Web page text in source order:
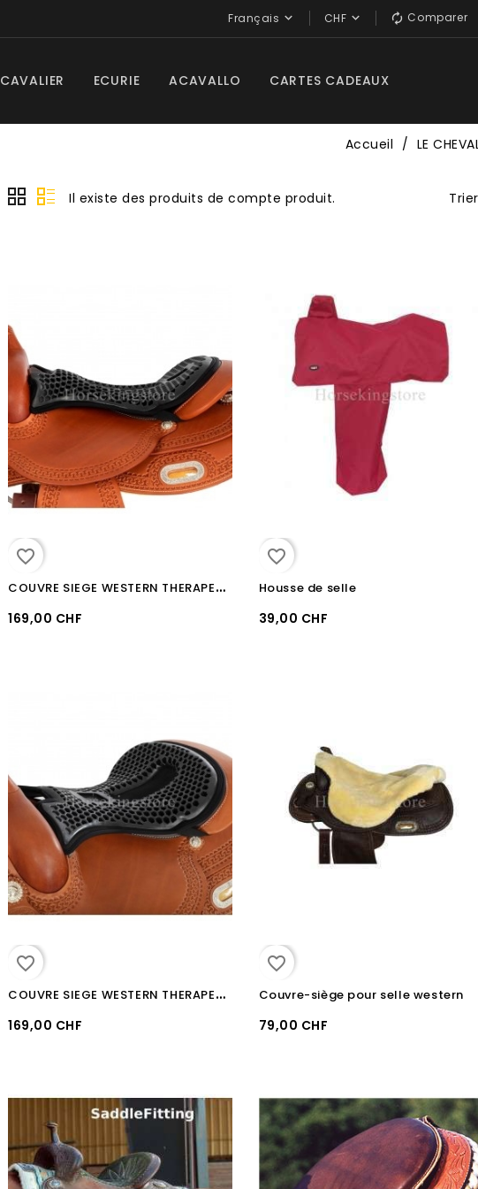
 Comparer
CHF 
Français 
CAVALIER ECURIE ACAVALLO CARTES CADEAUX
Accueil LE
Il existe des produits de compte produit.
favorite_border
C
OUVRE SIEGE WESTERN THERAPEUTIQUE GEL ACAVALLO "ORTHO-PUBIS"
169,00 CHF
favorite_border
Housse de selle
39,00 CHF
favorite_border
C
OUVRE SIEGE WESTERN THERAPEUTIQUE GEL ACAVALLO "ORTHO-COCCYX"
169,00 CHF
favorite_border
Couvre-siège pour selle western
79,00 CHF